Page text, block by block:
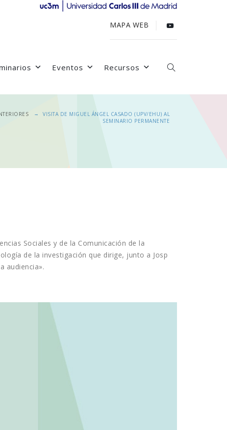
MAPA WEB
Eventos Recursos
→ VISITA DE MIGUEL ÁNGEL CASADO (UPV/EHU) AL
SEMINARIO PERMANENTE
Sociales y de la Comunicación de la
de la investigación que dirige, junto a Josp
audiencia».